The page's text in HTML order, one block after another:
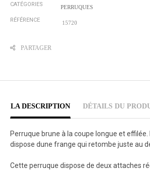
CATÉGORIES PERRUQUES
RÉFÉRENCE 15720
PARTAGER
LA DESCRIPTION DÉTAILS DU
Perruque brune à la coupe longue et
dispose dune frange qui retombe juste au
Cette perruque dispose de deux attaches